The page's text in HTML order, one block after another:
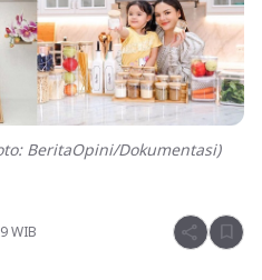
BeritaOpini/Dokumentasi)
WIB share bookmark